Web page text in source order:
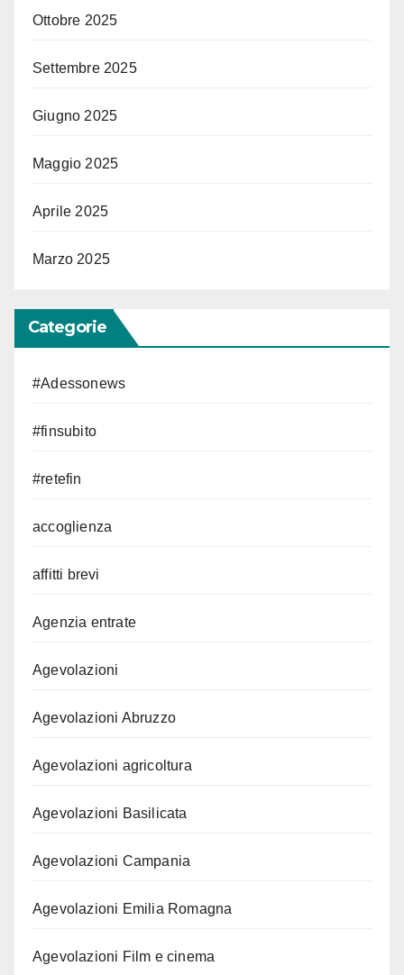
Ottobre 2025
Settembre 2025
Giugno 2025
Maggio 2025
Aprile 2025
Marzo 2025
Categorie
#Adessonews
#finsubito
#retefin
accoglienza
affitti brevi
Agenzia entrate
Agevolazioni
Agevolazioni Abruzzo
Agevolazioni agricoltura
Agevolazioni Basilicata
Agevolazioni Campania
Agevolazioni Emilia Romagna
Agevolazioni Film e cinema